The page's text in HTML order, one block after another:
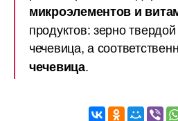
микроэлементов и
продуктов: зерно
чечевица, а
чечевица.